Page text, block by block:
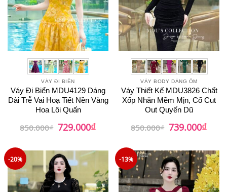
VÁY ĐI BIỂN
Váy Đi Biển MDU4129 Dáng
Dài Trễ Vai Hoạ Tiết Nền Vàng
Hoa Lôi Quấn
850.000₫ Giá
gốc
729.000₫Giá
hiện
729.000₫.
VÁY BODY DÁNG ÔM
Váy Thiết Kế MDU3826 Chất
Xốp Nhăn Mềm Mịn, Cổ Cut
Out Quyến Dũ
850.000₫ Giá
gốc
739.000₫Giá
hiện
-20% -13%